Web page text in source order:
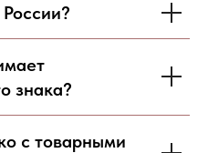
знака?
с товарными